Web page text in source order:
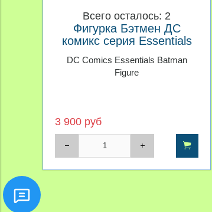
Всего осталось: 2
Фигурка Бэтмен ДС
комикс серия Essentials
DC Comics Essentials Batman
Figure
3 900 руб